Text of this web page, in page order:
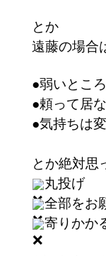
とか
遠藤の場合
●弱いとこ
●頼って居
●気持ちは
とか絶対思
丸投げ
全部をお
寄りかか